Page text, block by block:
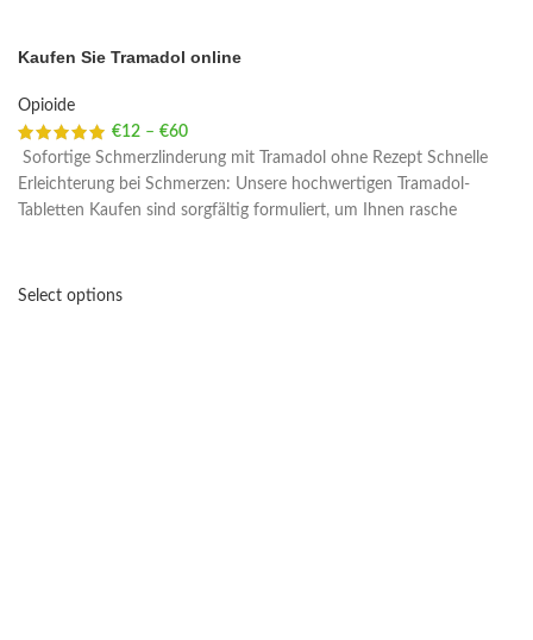
Kaufen Sie Tramadol online
Opioide
€12 – €60
Sofortige Schmerzlinderung mit Tramadol ohne Rezept Schnelle
Erleichterung bei Schmerzen: Unsere hochwertigen Tramadol-
Tabletten Kaufen sind sorgfältig formuliert, um Ihnen rasche
Select options